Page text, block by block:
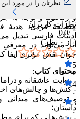
معاصر نهفته است.
و رمانتیک و توجه به
مطالعهٔ فردی، هدیهٔ
ادبیات فارسی تبدیل
اثر می‌تواند در
جوان نقش مؤثری ایفا
محتوای کتاب:
- روایت عاشقانه و
- کنش‌ها و چالش‌های
- توصیف‌های میدانی
داستان؛
- بخش‌هایی که برای
نظرتان را در مورد
نظرات کاربران
5 /
0.0
( از ۰ نظر )
5
۰
4
۰
3
۰